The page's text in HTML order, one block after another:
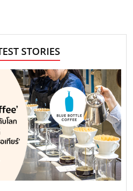
STORIES